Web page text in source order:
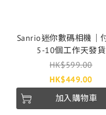
Sanrio迷你數碼相機｜
5-10個工作天發貨
HK$599.00
HK$449.00
加入購物車